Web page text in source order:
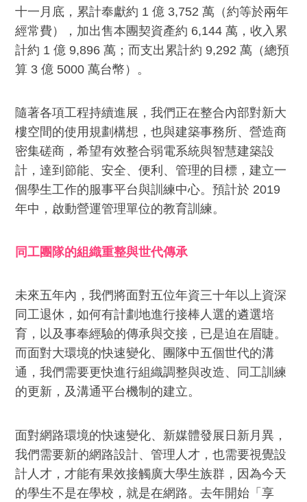
十一月底，累計奉獻約 1 億 3,752 萬（約等於兩年
經常費），加出售本團契資產約 6,144 萬，收入累
計約 1 億 9,896 萬；而支出累計約 9,292 萬（總預
算 3 億 5000 萬台幣）。
隨著各項工程持續進展，我們正在整合內部對新大
樓空間的使用規劃構想，也與建築事務所、營造商
密集磋商，希望有效整合弱電系統與智慧建築設
計，達到節能、安全、便利、管理的目標，建立一
個學生工作的服事平台與訓練中心。預計於 2019
年中，啟動營運管理單位的教育訓練。
同工團隊的組織重整與世代傳承
未來五年內，我們將面對五位年資三十年以上資深
同工退休，如何有計劃地進行接棒人選的遴選培
育，以及事奉經驗的傳承與交接，已是迫在眉睫。
而面對大環境的快速變化、團隊中五個世代的溝
通，我們需要更快進行組織調整與改造、同工訓練
的更新，及溝通平台機制的建立。
面對網路環境的快速變化、新媒體發展日新月異，
我們需要新的網路設計、管理人才，也需要視覺設
計人才，才能有果效接觸廣大學生族群，因為今天
的學生不是在學校，就是在網路。去年開始「享